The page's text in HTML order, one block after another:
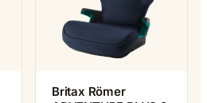
Britax Römer